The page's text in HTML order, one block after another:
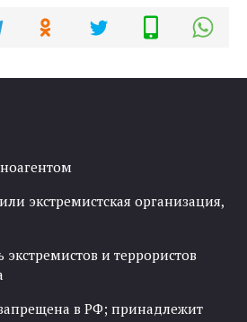
экстремистская организация,
и террористов
в РФ; принадлежит